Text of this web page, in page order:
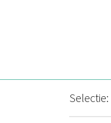
Selectie: